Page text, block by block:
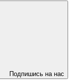
Подпишись на нас